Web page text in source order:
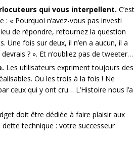
qui vous interpellent. C’est
: « Pourquoi n’avez-vous pas investi
de répondre, retournez la question
fois sur deux, il n’en a aucun, il a
? ». Et n’oubliez pas de tweeter…
Les utilisateurs expriment toujours des
Ou les trois à la fois ! Ne
ceux qui y ont cru… L’Histoire nous l’a
doit être dédiée à faire plaisir aux
technique : votre successeur